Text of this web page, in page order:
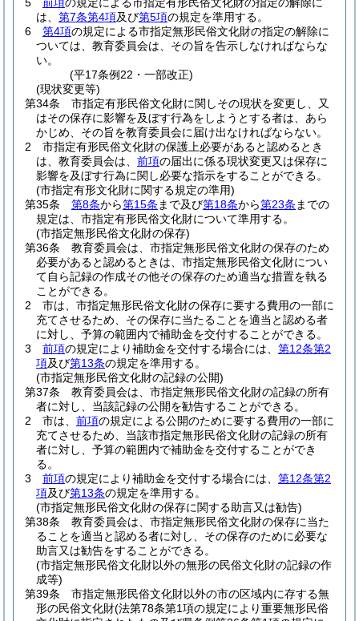
は、 第7条第4項及び第5項の規定を準用する。
6
第4項の規定による市指定無形民俗文化財の指定の解除に
ついては、教育委員会は、その旨を告示しなければならな
い。
(平17条例22・一部改正)
(現状変更等)
第34条
市指定有形民俗文化財に関しその現状を変更し、又
はその保存に影響を及ぼす行為をしようとする者は、あら
かじめ、その旨を教育委員会に届け出なければならない。
2
市指定有形民俗文化財の保護上必要があると認めるとき
は、教育委員会は、 前項の届出に係る現状変更又は保存に
影響を及ぼす行為に関し必要な指示をすることができる。
(市指定有形文化財に関する規定の準用)
第35条
第8条から第15条 まで及び第18条から第23条 までの
規定は、市指定有形民俗文化財について準用する。
(市指定無形民俗文化財の保存)
第36条
教育委員会は、市指定無形民俗文化財の保存のため
必要があると認めるときは、市指定無形民俗文化財につい
て自ら記録の作成その他その保存のため適当な措置を執る
ことができる。
2
市は、市指定無形民俗文化財の保存に要する費用の一部に
充てさせるため、その保存に当たることを適当と認める者
に対し、予算の範囲内で補助金を交付することができる。
3
前項の規定により補助金を交付する場合には、 第12条第2
項及び第13条の規定を準用する。
(市指定無形民俗文化財の記録の公開)
第37条
教育委員会は、市指定無形民俗文化財の記録の所有
者に対し、当該記録の公開を勧告することができる。
2
市は、 前項の規定による公開のために要する費用の一部に
充てさせるため、当該市指定無形民俗文化財の記録の所有
者に対し、予算の範囲内で補助金を交付することができ
る。
3
前項の規定により補助金を交付する場合には、 第12条第2
項及び第13条の規定を準用する。
(市指定無形民俗文化財の保存に関する助言又は勧告)
第38条
教育委員会は、市指定無形民俗文化財の保存に当た
ることを適当と認める者に対し、その保存のために必要な
助言又は勧告をすることができる。
(市指定無形民俗文化財以外の無形の民俗文化財の記録の作
成等)
第39条
市指定無形民俗文化財以外の市の区域内に存する無
形の民俗文化財(法第78条第1項の規定により重要無形民俗